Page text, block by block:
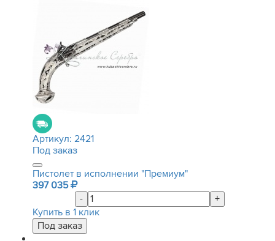
Артикул: 2421
Под заказ
Пистолет в исполнении "Премиум"
397 035
-
+
Купить в 1 клик